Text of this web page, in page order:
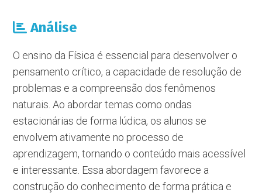
Análise
O ensino da Física é essencial para desenvolver o
pensamento crítico, a capacidade de resolução de
problemas e a compreensão dos fenômenos
naturais. Ao abordar temas como ondas
estacionárias de forma lúdica, os alunos se
envolvem ativamente no processo de
aprendizagem, tornando o conteúdo mais acessível
e interessante. Essa abordagem favorece a
construção do conhecimento de forma prática e